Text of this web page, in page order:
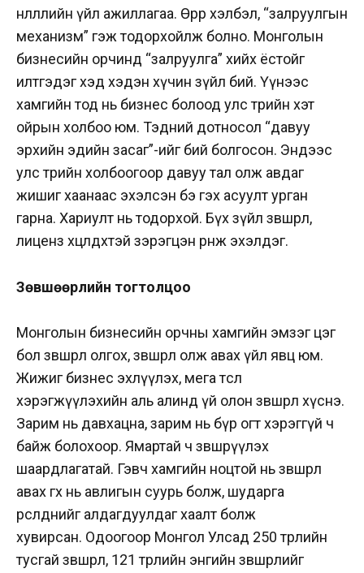
нөлөөллийн үйл ажиллагаа. Өөрөөр хэлбэл, “залруулгын
механизм” гэж тодорхойлж болно. Монголын
бизнесийн орчинд “залруулга” хийх ёстойг
илтгэдэг хэд хэдэн хүчин зүйл бий. Үүнээс
хамгийн тод нь бизнес болоод улс төрийн хэт
ойрын холбоо юм. Тэдний дотносол “давуу
эрхийн эдийн засаг”-ийг бий болгосон. Эндээс
улс төрийн холбоогоор давуу тал олж авдаг
жишиг хаанаас эхэлсэн бэ гэх асуулт урган
гарна. Хариулт нь тодорхой. Бүх зүйл зөвшөөрөл,
лиценз хөөцөлдөхтэй зэрэгцэн өрнөж эхэлдэг.
Зөвшөөрлийн тогтолцоо
Монголын бизнесийн орчны хамгийн эмзэг цэг
бол зөвшөөрөл олгох, зөвшөөрөл олж авах үйл явц юм.
Жижиг бизнес эхлүүлэх, мега төсөл
хэрэгжүүлэхийн аль алинд үй олон зөвшөөрөл хүснэ.
Зарим нь давхацна, зарим нь бүр огт хэрэггүй ч
байж болохоор. Ямартай ч зөвшөөрүүлэх
шаардлагатай. Гэвч хамгийн ноцтой нь зөвшөөрөл
авах өгөх нь авлигын суурь болж, шударга
өрсөлдөөнийг алдагдуулдаг хаалт болж
хувирсан. Одоогоор Монгол Улсад 250 төрлийн
тусгай зөвшөөрөл, 121 төрлийн энгийн зөвшөөрлийг